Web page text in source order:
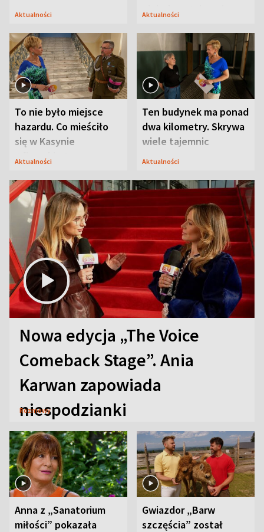
Aktualności
niejedyna tajemnica
Aktualności
To nie było miejsce
hazardu. Co mieściło
się w Kasynie
Oficerskim?
Aktualności
Ten budynek ma ponad
dwa kilometry. Skrywa
wiele tajemnic
Aktualności
Nowa edycja „The Voice
Comeback Stage”. Ania
Karwan zapowiada
niespodzianki
Rozmowy
Anna z „Sanatorium
miłości” pokazała
Gwiazdor „Barw
szczęścia” został